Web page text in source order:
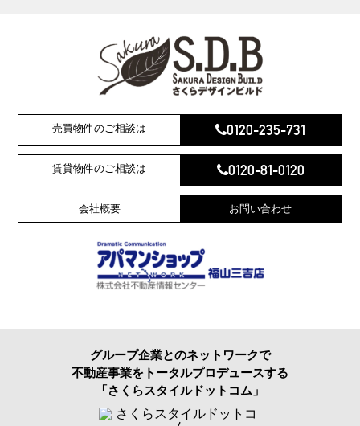
売買物件のご相談は 0120-235-731
賃貸物件のご相談は 0120-81-0120
会社概要 お問い合わせ
グループ企業とのネットワークで
不動産事業をトータルプロデュースする
「さくらスタイルドットコム」